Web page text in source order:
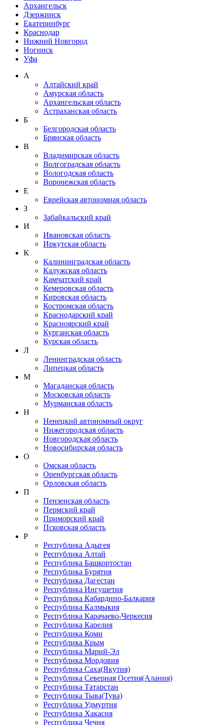
Архангельск
Дзержинск
Екатеринбург
Краснодар
Нижний Новгород
Ногинск
Уфа
А
Алтайский край
Амурская область
Архангельская область
Астраханская область
Б
Белгородская область
Брянская область
В
Владимирская область
Волгоградская область
Вологодская область
Воронежская область
Е
Еврейская автономная область
З
Забайкальский край
И
Ивановская область
Иркутская область
К
Калининградская область
Калужская область
Камчатский край
Кемеровская область
Кировская область
Костромская область
Краснодарский край
Красноярский край
Курганская область
Курская область
Л
Ленинградская область
Липецкая область
М
Магаданская область
Московская область
Мурманская область
Н
Ненецкий автономный округ
Нижегородская область
Новгородская область
Новосибирская область
О
Омская область
Оренбургская область
Орловская область
П
Пензенская область
Пермский край
Приморский край
Псковская область
Р
Республика Адыгея
Республика Алтай
Республика Башкортостан
Республика Бурятия
Республика Дагестан
Республика Ингушетия
Республика Кабардино-Балкария
Республика Калмыкия
Республика Карачаево-Черкеcия
Республика Карелия
Республика Коми
Республика Крым
Республика Марий-Эл
Республика Мордовия
Республика Саха(Якутия)
Республика Северная Осетия(Алания)
Республика Татарстан
Республика Тыва(Тува)
Республика Удмуртия
Республика Хакасия
Республика Чечня